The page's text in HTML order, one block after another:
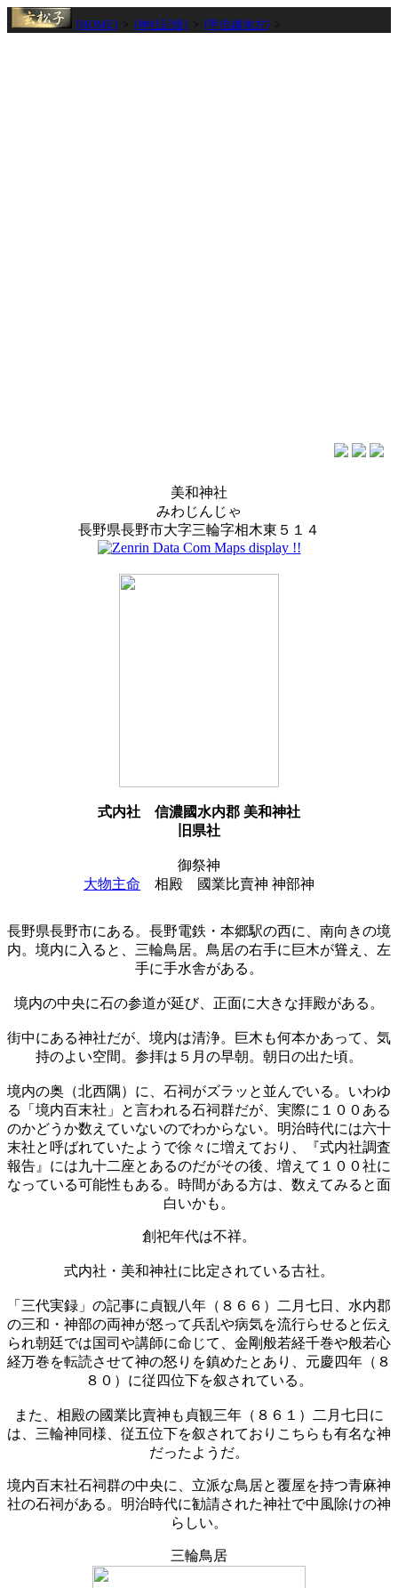
[HOME] [神社記憶] [甲信越地方]
美和神社
みわじんじゃ
長野県長野市大字三輪字相木東５１４
式内社
信濃國水内郡 美和神社
旧県社
御祭神
大物主命 相殿 國業比賣神 神部神
長野県長野市にある。長野電鉄・本郷駅の西に、南向きの境
内。境内に入ると、三輪鳥居。鳥居の右手に巨木が聳え、左
手に手水舎がある。
境内の中央に石の参道が延び、正面に大きな拝殿がある。
街中にある神社だが、境内は清浄。巨木も何本かあって、気
持のよい空間。参拝は５月の早朝。朝日の出た頃。
境内の奥（北西隅）に、石祠がズラッと並んでいる。いわゆ
る「境内百末社」と言われる石祠群だが、実際に１００ある
のかどうか数えていないのでわからない。明治時代には六十
末社と呼ばれていたようで徐々に増えており、『式内社調査
報告』には九十二座とあるのだがその後、増えて１００社に
なっている可能性もある。時間がある方は、数えてみると面
白いかも。
創祀年代は不祥。
式内社・美和神社に比定されている古社。
「三代実録」の記事に貞観八年（８６６）二月七日、水内郡
の三和・神部の両神が怒って兵乱や病気を流行らせると伝え
られ朝廷では国司や講師に命じて、金剛般若経千巻や般若心
経万巻を転読させて神の怒りを鎮めたとあり、元慶四年（８
８０）に従四位下を叙されている。
また、相殿の國業比賣神も貞観三年（８６１）二月七日に
は、三輪神同様、従五位下を叙されておりこちらも有名な神
だったようだ。
境内百末社石祠群の中央に、立派な鳥居と覆屋を持つ青麻神
社の石祠がある。明治時代に勧請された神社で中風除けの神
らしい。
三輪鳥居